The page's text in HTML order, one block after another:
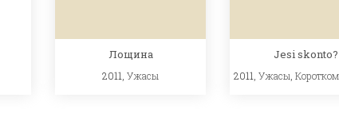
Лощина
2011, Ужасы
Jesi skonto?
2011, Ужасы,